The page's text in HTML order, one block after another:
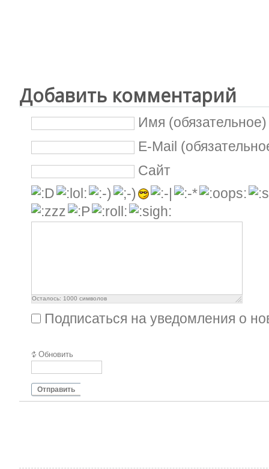
Добавить комментарий
Имя (обязательное)
E-Mail
Сайт
Осталось: 1000 символов
Подписаться на уведомления о
Обновить
Отправить